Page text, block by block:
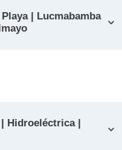
| Lucmabamba
Hidroeléctrica |